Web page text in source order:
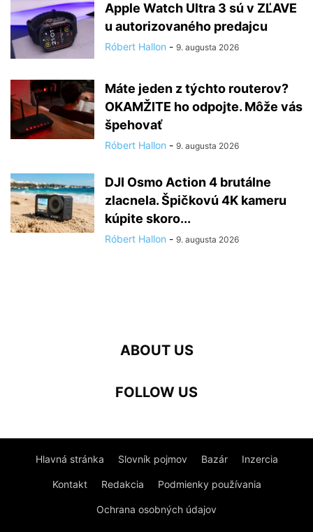
Apple Watch Ultra 3 sú v ZĽAVE
u autorizovaného predajcu
Róbert Hallon - 9. augusta 2026
Máte jeden z týchto routerov?
OKAMŽITE ho odpojte. Môže vás
špehovať
Róbert Hallon - 9. augusta 2026
DJI Osmo Action 4 brutálne
zlacnela. Špičkovú 4K kameru
kúpite skoro...
Róbert Hallon - 9. augusta 2026
ABOUT US
FOLLOW US
Hlavná stránka Slovník pojmov Bazár Inzercia
Kontakt Redakcia Podmienky používania
Ochrana osobných údajov